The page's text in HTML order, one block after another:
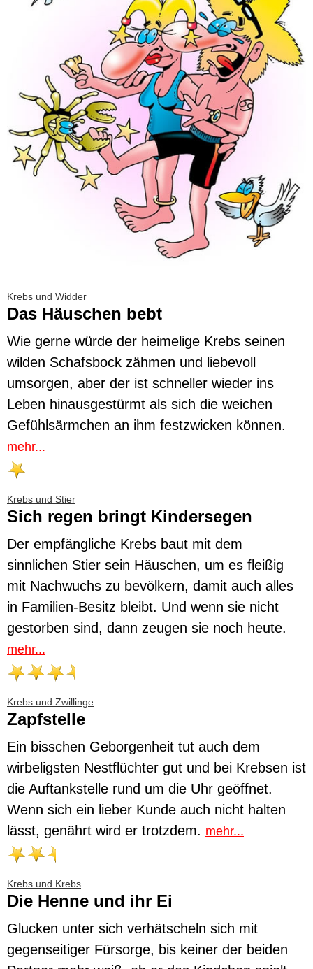
Krebs und Widder
Das Häuschen bebt
Wie gerne würde der heimelige Krebs seinen
wilden Schafsbock zähmen und liebevoll
umsorgen, aber der ist schneller wieder ins
Leben hinausgestürmt als sich die weichen
Gefühlsärmchen an ihm festzwicken können.
mehr...
Krebs und Stier
Sich regen bringt Kindersegen
Der empfängliche Krebs baut mit dem
sinnlichen Stier sein Häuschen, um es fleißig
mit Nachwuchs zu bevölkern, damit auch alles
in Familien-Besitz bleibt. Und wenn sie nicht
gestorben sind, dann zeugen sie noch heute.
mehr...
Krebs und Zwillinge
Zapfstelle
Ein bisschen Geborgenheit tut auch dem
wirbeligsten Nestflüchter gut und bei Krebsen ist
die Auftankstelle rund um die Uhr geöffnet.
Wenn sich ein lieber Kunde auch nicht halten
lässt, genährt wird er trotzdem. mehr...
Krebs und Krebs
Die Henne und ihr Ei
Glucken unter sich verhätscheln sich mit
gegenseitiger Fürsorge, bis keiner der beiden